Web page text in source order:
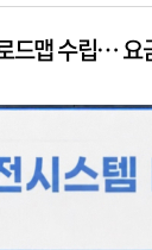
드맵 수립… 요